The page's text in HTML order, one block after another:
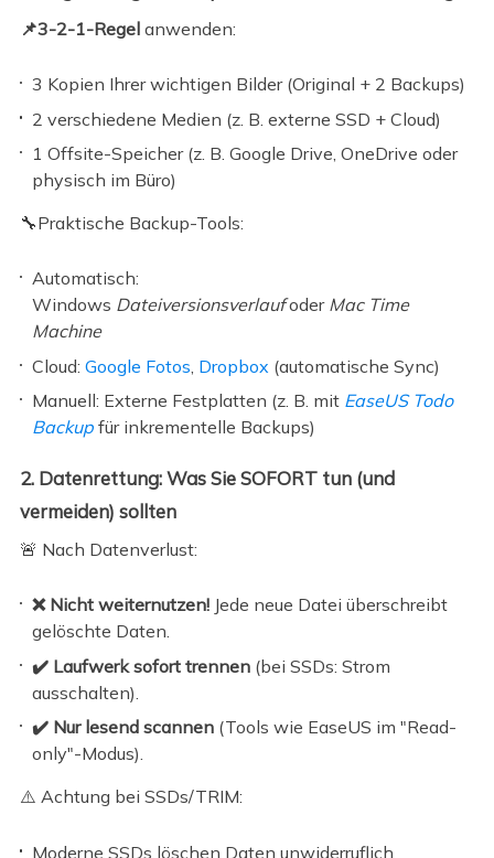
📌3-2-1-Regelanwenden:
3 Kopien Ihrer wichtigen Bilder (Original + 2 Backups)
2 verschiedene Medien (z. B. externe SSD + Cloud)
1 Offsite-Speicher (z. B. Google Drive, OneDrive oder
physisch im Büro)
🔧Praktische Backup-Tools:
Automatisch:
Windows Dateiversionsverlaufoder Mac Time
Machine
Cloud:Google Fotos Dropbox (automatische Sync)
Manuell: Externe Festplatten (z. B. mit EaseUS Todo
Backup für inkrementelle Backups)
2. Datenrettung: Was Sie SOFORT tun (und
vermeiden) sollten
🚨 Nach Datenverlust:
❌ Nicht weiternutzen! Jede neue Datei überschreibt
gelöschte Daten.
✔️ Laufwerk sofort trennen (bei SSDs: Strom
ausschalten).
✔️ Nur lesend scannen (Tools wie EaseUS im "Read-
only"-Modus).
⚠️ Achtung bei SSDs/TRIM:
Moderne SSDs löschen Daten unwiderruflich